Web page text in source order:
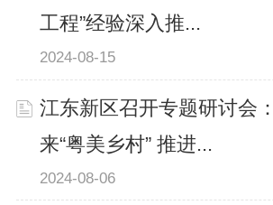
工程”经验深入推...
2024-08-15
江东新区召开专题研讨会
来“粤美乡村” 推进...
2024-08-06